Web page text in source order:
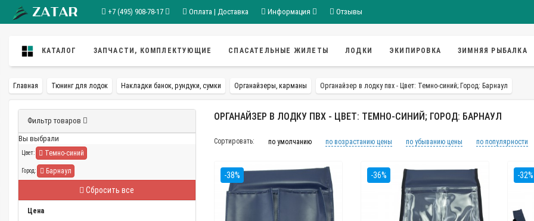
+7 (495) 908-78-17 Оплата | Доставка Информация Отзывы
КАТАЛОГ ЗАПЧАСТИ, КОМПЛЕКТУЮЩИЕ СПАСАТЕЛЬНЫЕ ЖИЛЕТЫ ЛОДКИ ЭКИПИРОВКА ЗИМНЯЯ РЫБАЛКА
Главная Тюнинг для лодок Накладки банок, рундуки, сумки Органайзеры, карманы Органайзер в лодку пвх - Цвет: Темно-синий; Город: Барнаул
Фильтр товаров
Вы выбрали
Цвет: Темно-синий
Город: Барнаул
Сбросить все
Цена
ОРГАНАЙЗЕР В ЛОДКУ ПВХ - ЦВЕТ: ТЕМНО-СИНИЙ; ГОРОД: БАРНАУЛ
Сортировать: по умолчанию по возрастанию цены по убыванию цены по популярности
-38% -36% -32%